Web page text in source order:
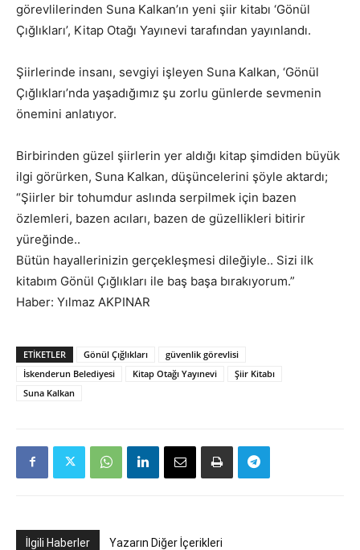
görevlilerinden Suna Kalkan’ın yeni şiir kitabı ‘Gönül
Çığlıkları’, Kitap Otağı Yayınevi tarafından yayınlandı.
Şiirlerinde insanı, sevgiyi işleyen Suna Kalkan, ‘Gönül
Çığlıkları’nda yaşadığımız şu zorlu günlerde sevmenin
önemini anlatıyor.
Birbirinden güzel şiirlerin yer aldığı kitap şimdiden büyük
ilgi görürken, Suna Kalkan, düşüncelerini şöyle aktardı;
“Şiirler bir tohumdur aslında serpilmek için bazen
özlemleri, bazen acıları, bazen de güzellikleri bitirir
yüreğinde..
Bütün hayallerinizin gerçekleşmesi dileğiyle.. Sizi ilk
kitabım Gönül Çığlıkları ile baş başa bırakıyorum.”
Haber: Yılmaz AKPINAR
ETIKETLER Gönül Çığlıkları
güvenlik görevlisi
İskenderun Belediyesi
Kitap Otağı Yayınevi
Şiir Kitabı
Suna Kalkan
İlgili Haberler Yazarın Diğer İçerikleri